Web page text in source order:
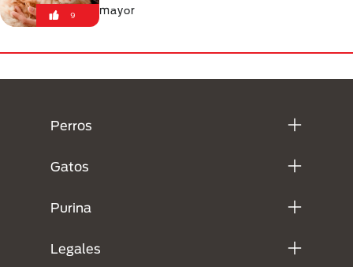
9
mayor
Perros
Gatos
Purina
Legales